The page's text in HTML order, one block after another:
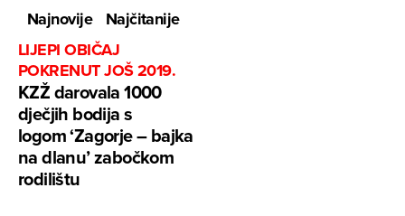
Najnovije
Najčitanije
LIJEPI OBIČAJ
POKRENUT JOŠ 2019.
KZŽ darovala 1000
dječjih bodija s
logom ‘Zagorje – bajka
na dlanu’ zabočkom
rodilištu